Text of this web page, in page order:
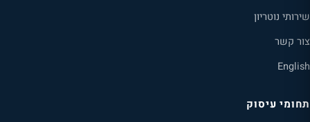
שירותי נוטריון
צור קשר
English
תחומי עיסוק